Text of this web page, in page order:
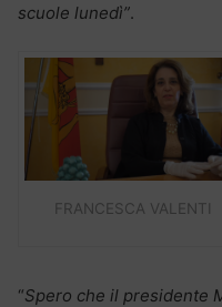
scuole lunedì”.
FRANCESCA VALENTI
“Spero che il presidente